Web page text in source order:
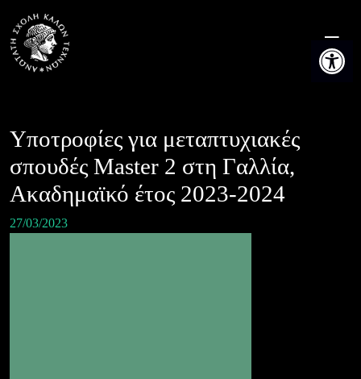
Ανοίξτε
content
Υποτροφίες για μεταπτυχιακές
σπουδές Master 2 στη Γαλλία,
Ακαδημαϊκό έτος 2023-2024
27/03/2023